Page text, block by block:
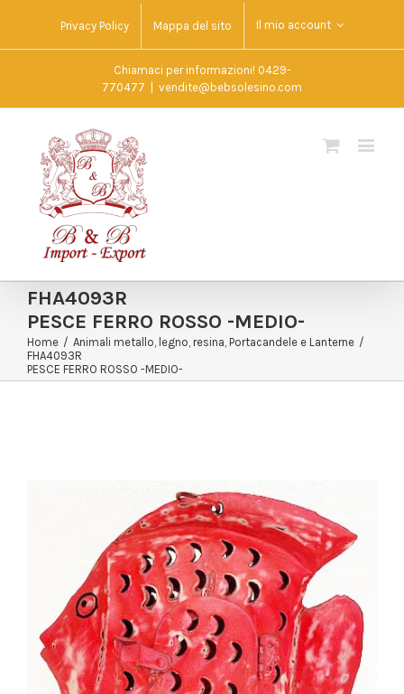
Privacy Policy Mappa del sito Il mio account
Chiamaci per informazioni! 0429-
770477
vendite@bebsolesino.com
FHA4093R
PESCE FERRO ROSSO -MEDIO-
Home / Animali metallo, legno, resina, Portacandele e Lanterne /
FHA4093R
PESCE FERRO ROSSO -MEDIO-